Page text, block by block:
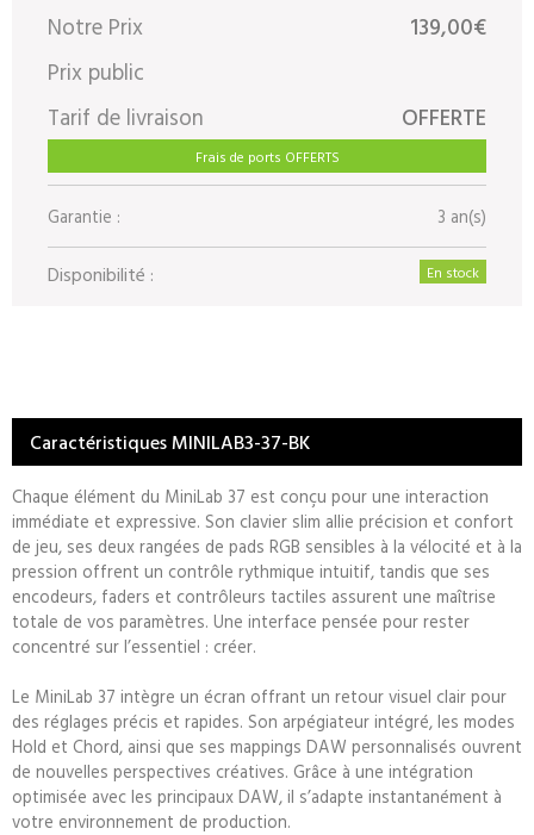
Notre Prix
139,00€
Prix public
Tarif de livraison
OFFERTE
Frais de ports OFFERTS
Garantie : 3 an(s)
Disponibilité : En stock
Caractéristiques MINILAB3-37-BK
Chaque élément du MiniLab 37 est conçu pour une interaction
immédiate et expressive. Son clavier slim allie précision et confort
de jeu, ses deux rangées de pads RGB sensibles à la vélocité et à la
pression offrent un contrôle rythmique intuitif, tandis que ses
encodeurs, faders et contrôleurs tactiles assurent une maîtrise
totale de vos paramètres. Une interface pensée pour rester
concentré sur l’essentiel : créer.
Le MiniLab 37 intègre un écran offrant un retour visuel clair pour
des réglages précis et rapides. Son arpégiateur intégré, les modes
Hold et Chord, ainsi que ses mappings DAW personnalisés ouvrent
de nouvelles perspectives créatives. Grâce à une intégration
optimisée avec les principaux DAW, il s’adapte instantanément à
votre environnement de production.